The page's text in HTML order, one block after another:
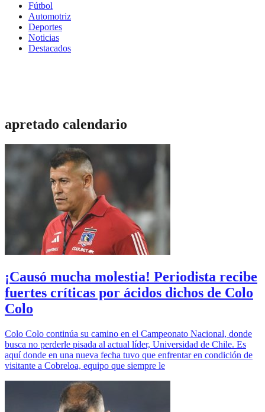
Fútbol
Automotriz
Deportes
Noticias
Destacados
apretado calendario
¡Causó mucha molestia! Periodista recibe
fuertes críticas por ácidos dichos de Colo
Colo
Colo Colo continúa su camino en el Campeonato Nacional, donde
busca no perderle pisada al actual líder, Universidad de Chile. Es
aquí donde en una nueva fecha tuvo que enfrentar en condición de
visitante a Cobreloa, equipo que siempre le